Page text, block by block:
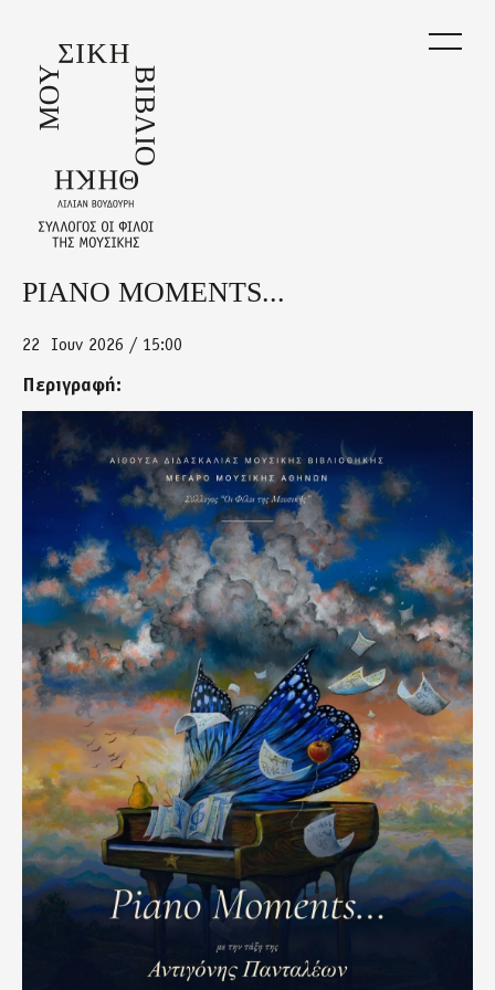
main
content
Back
top
PIANO MOMENTS...
22 Ιουν 2026 / 15:00
Περιγραφή:
293130d5-
5c59-
42af-
be51-
7c971b414db1.jpeg